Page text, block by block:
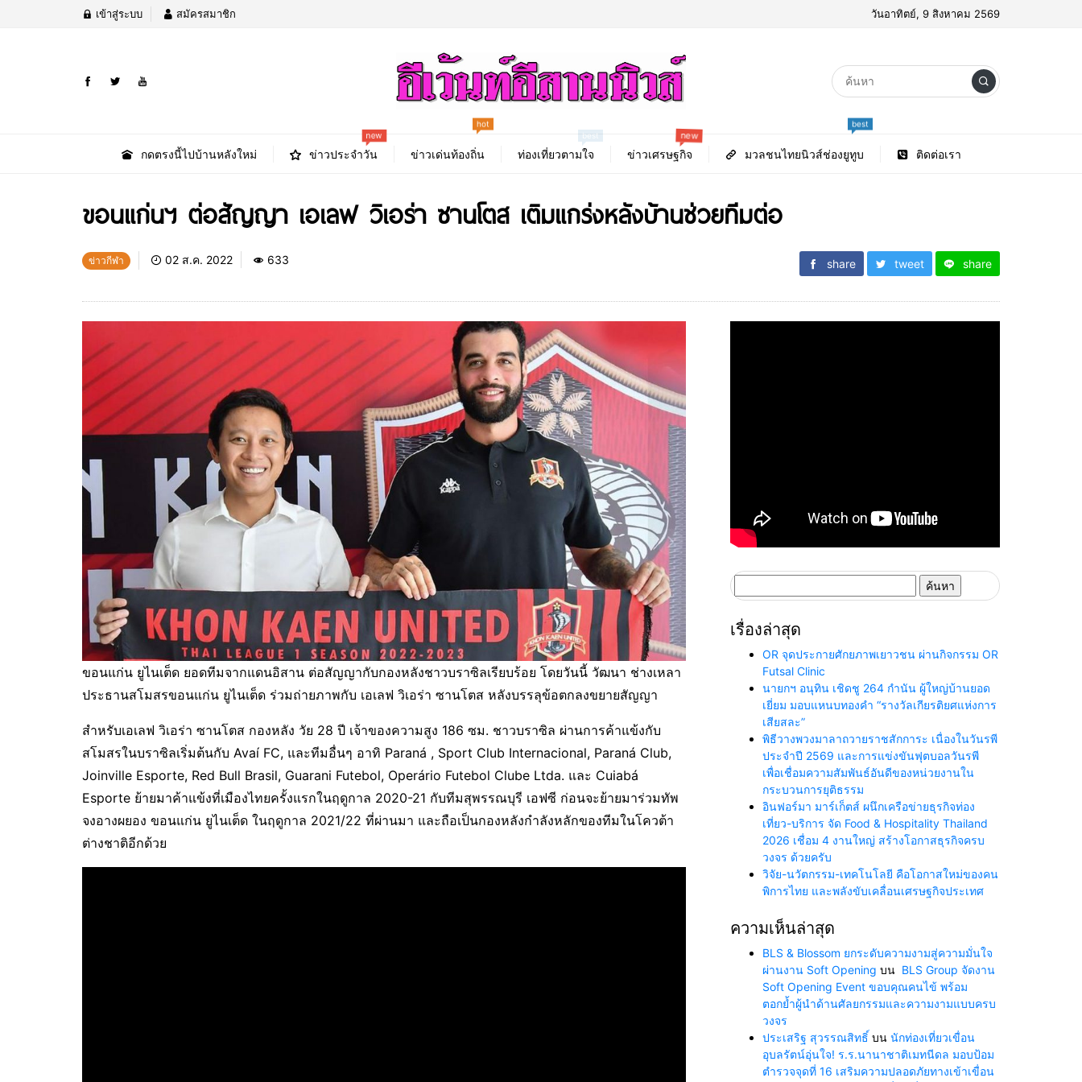
เข้าสู่ระบบ สมัครสมาชิก วันอาทิตย์, 9 สิงหาคม 2569
กดตรงนี้ไปบ้านหลังใหม่ ข่าวประจำวัน
new
ข่าวเด่นท้องถิ่น
hot
ท่องเที่ยวตามใจ
best
ข่าวเศรษฐกิจ
new
มวลชนไทยนิวส์ช่องยูทูบ
best
ติดต่อเรา
ขอนแก่นฯ ต่อสัญญา เอเลฟ วิเอร่า ซานโตส เติมแกร่งหลังบ้านช่วยทีมต่อ
ข่าวกีฬา 02 ส.ค. 2022 633 share tweet share
ขอนแก่น ยูไนเต็ด ยอดทีมจากแดนอิสาน ต่อสัญญากับกองหลังชาวบราซิลเรียบร้อย โดยวันนี้ วัฒนา ช่างเหลา
ประธานสโมสรขอนแก่น ยูไนเต็ด ร่วมถ่ายภาพกับ เอเลฟ วิเอร่า ซานโตส หลังบรรลุข้อตกลงขยายสัญญา
สำหรับเอเลฟ วิเอร่า ซานโตส กองหลัง วัย 28 ปี เจ้าของความสูง 186 ซม. ชาวบราซิล ผ่านการค้าแข้งกับ
สโมสรในบราซิลเริ่มต้นกับ Avaí FC, และทีมอื่นๆ อาทิ Paraná , Sport Club Internacional, Paraná Club,
Joinville Esporte, Red Bull Brasil, Guarani Futebol, Operário Futebol Clube Ltda. และ Cuiabá
Esporte ย้ายมาค้าแข้งที่เมืองไทยครั้งแรกในฤดูกาล 2020-21 กับทีมสุพรรณบุรี เอฟซี ก่อนจะย้ายมาร่วมทัพ
จงอางผยอง ขอนแก่น ยูไนเต็ด ในฤดูกาล 2021/22 ที่ผ่านมา และถือเป็นกองหลังกำลังหลักของทีมในโควต้า
ต่างชาติอีกด้วย
สำหรับ:
เรื่องล่าสุด
OR จุดประกายศักยภาพเยาวชน ผ่านกิจกรรม OR
Futsal Clinic
นายกฯ อนุทิน เชิดชู 264 กำนัน ผู้ใหญ่บ้านยอด
เยี่ยม มอบแหนบทองคำ “รางวัลเกียรติยศแห่งการ
เสียสละ”
พิธีวางพวงมาลาถวายราชสักการะ เนื่องในวันรพี
ประจำปี 2569 และการแข่งขันฟุตบอลวันรพี
เพื่อเชื่อมความสัมพันธ์อันดีของหน่วยงานใน
กระบวนการยุติธรรม
อินฟอร์มา มาร์เก็ตส์ ผนึกเครือข่ายธุรกิจท่อง
เที่ยว-บริการ จัด Food & Hospitality Thailand
2026 เชื่อม 4 งานใหญ่ สร้างโอกาสธุรกิจครบ
วงจร ด้วยครับ
วิจัย-นวัตกรรม-เทคโนโลยี คือโอกาสใหม่ของคน
พิการไทย และพลังขับเคลื่อนเศรษฐกิจประเทศ
ความเห็นล่าสุด
BLS & Blossom ยกระดับความงามสู่ความมั่นใจ
ผ่านงาน Soft Opening บน BLS Group จัดงาน
Soft Opening Event ขอบคุณคนไข้ พร้อม
ตอกย้ำผู้นำด้านศัลยกรรมและความงามแบบครบ
วงจร
ประเสริฐ สุวรรณสิทธิ์ บน นักท่องเที่ยวเขื่อน
อุบลรัตน์อุ่นใจ! ร.ร.นานาชาติเมทนีดล มอบป้อม
ตำรวจจุดที่ 16 เสริมความปลอดภัยทางเข้าเขื่อน